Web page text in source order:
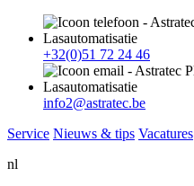
+32(0)51 72 24 46
info2@astratec.be
Service Nieuws & tips Vacatures
nl